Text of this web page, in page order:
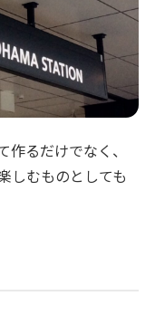
るだけでなく、
しむものとしても